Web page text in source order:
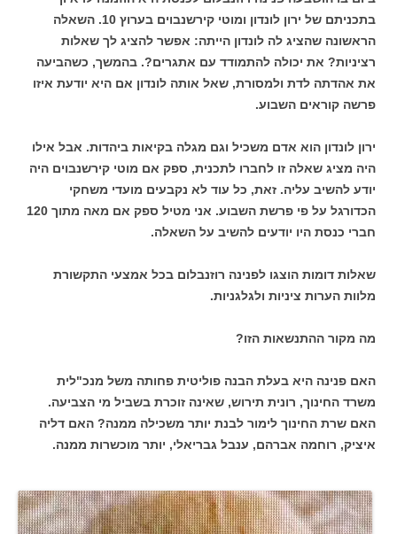
בתכניתם של ירון לונדון ומוטי קירשנבוים בערוץ 10. השאלה
הראשונה שהציג לה לונדון הייתה: אפשר להציג לך שאלות
רציניות? את יכולה להתמודד עם אתגרים?. בהמשך, כשהביעה
את אהדתה לדת ולמסורת, שאל אותה לונדון אם היא יודעת איזו
פרשה קוראים השבוע.
ירון לונדון הוא אדם משכיל וגם מגלה בקיאות ביהדות. אבל אילו
היה מציג שאלה זו לחברו לתכנית, ספק אם מוטי קירשנבוים היה
יודע להשיב עליה. זאת, כל עוד לא נקבעים מועדי משחקי
הכדורגל על פי פרשת השבוע. אני מטיל ספק אם מאה מתוך 120
חברי כנסת היו יודעים להשיב על השאלה.
שאלות דומות הוצגו לפנינה רוזנבלום בכל אמצעי התקשורת
מלוות הערות ציניות ולגלגניות.
מה מקור ההתנשאות הזו?
האם פנינה היא בעלת הבנה פוליטית פחותה משל מנכ"לית
משרד החינוך, רונית תירוש, שאינה זוכרת בשביל מי הצביעה.
האם שרת החינוך לימור לבנת יותר משכילה ממנה? האם דליה
איציק, רוחמה אברהם, ענבל גבריאלי, יותר מוכשרות ממנה.